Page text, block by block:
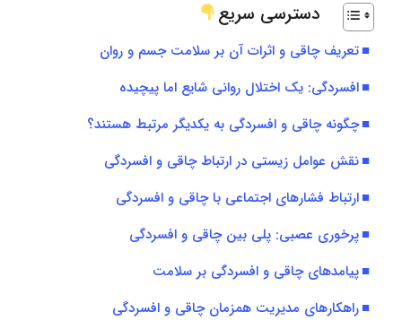
دسترسی سریع
تعریف چاقی و اثرات آن بر سلامت جسم و روان
افسردگی: یک اختلال روانی شایع اما پیچیده
چگونه چاقی و افسردگی به یکدیگر مرتبط هستند؟
نقش عوامل زیستی در ارتباط چاقی و افسردگی
ارتباط فشارهای اجتماعی با چاقی و افسردگی
پرخوری عصبی: پلی بین چاقی و افسردگی
پیامدهای چاقی و افسردگی بر سلامت
راهکارهای مدیریت همزمان چاقی و افسردگی